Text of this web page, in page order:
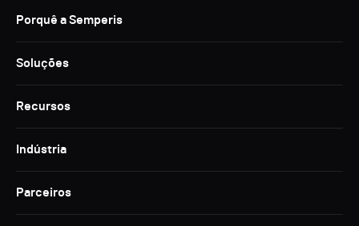
Porquê a Semperis
Soluções
Recursos
Indústria
Parceiros